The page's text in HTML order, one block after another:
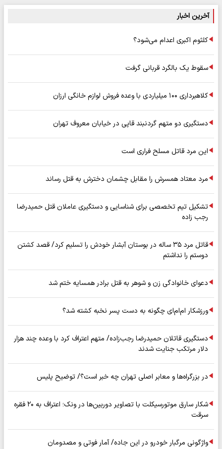
آخرین اخبار
کلثوم اکبری اعدام می‌شود؟
سقوط یک بالگرد قربانی گرفت
کلاهبرداری ۱۰۰ میلیاردی با وعده فروش لوازم خانگی ارزان
دستگیری دو متهم گردنبند قاپی در خیابان معروف تهران
این مرد قاتل مسلح فراری است
مرد معتاد همسرش را مقابل چشمان دخترش به قتل رساند
تشکیل تیم تخصصی برای شناسایی و دستگیری عاملان قتل حمیدرضا
رجب زاده
قاتل مرد ۳۵ ساله در بوستان آبشار خودش را تسلیم کرد/ قصد کشتن
دوستم را نداشتم
دعوای خانوادگی زن و شوهر به قتل برادر همسایه ختم شد
ورزشکار ام‌ام‌ای چگونه به دست پسر نخبه کشته شد؟
دستگیری قاتلان حمیدرضا رجب‌زاده/ متهم اعتراف کرد با وعده چند هزار
دلار مرتکب جنایت شدند
در بزرگراه‌ها و معابر اصلی تهران چه خبر است؟/ توضیح پلیس
شکار سارق موتورسیکلت با تصاویر دوربین‌ها در ونک؛ اعتراف به ۲۰ فقره
سرقت
واژگونی مرگبار خودرو در این جاده/ آمار فوتی و مصدومان